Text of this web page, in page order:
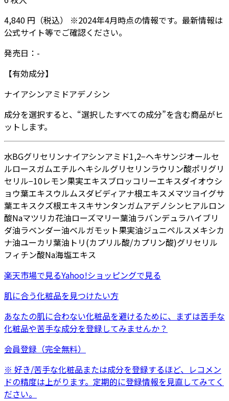
4,840 円 （税込） ※2024年4月時点の情報です。最新情報は
公式サイト等でご確認ください。
発売日： -
【有効成分】
ナイアシンアミドアデノシン
成分を選択すると、“選択したすべての成分”を含む商品がヒ
ットします。
水BGグリセリンナイアシンアミド1,2−ヘキサンジオールセ
ルロースガムエチルヘキシルグリセリンラウリン酸ポリグリ
セリル−10レモン果実エキスブロッコリーエキスダイオウシ
ョウ葉エキスウルムスダビディアナ根エキスメマツヨイグサ
葉エキスクズ根エキスキサンタンガムアデノシンヒアルロン
酸Naマツリカ花油ローズマリー葉油ラバンデュラハイブリ
ダ油ラベンダー油ベルガモット果実油ジュニペルスメキシカ
ナ油ユーカリ葉油 トリ(カプリル酸/カプリン酸)グリセリル
フィチン酸Na海塩エキス
楽天市場で見るYahoo!ショッピングで見る
肌に合う化粧品を見つけたい方
あなたの肌に合わない化粧品を避けるために、まずは苦手な
化粧品や苦手な成分を登録してみませんか？
会員登録（完全無料）
※ 好き/苦手な化粧品または成分を登録するほど、レコメン
ドの精度は上がります。定期的に登録情報を見直してみてく
ださい。